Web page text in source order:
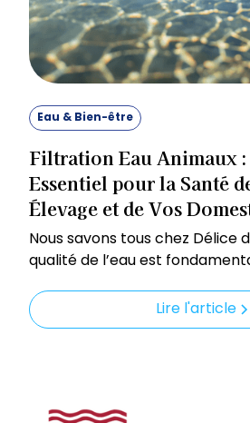
Eau & Bien-être
Filtration Eau Animaux :
Essentiel pour la Santé
Élevage et de Vos
Nous savons tous chez Délice
qualité de l’eau est
compagnons à quatre pattes,
d’élevage ou des exploitations
consomment.
Lire l'article